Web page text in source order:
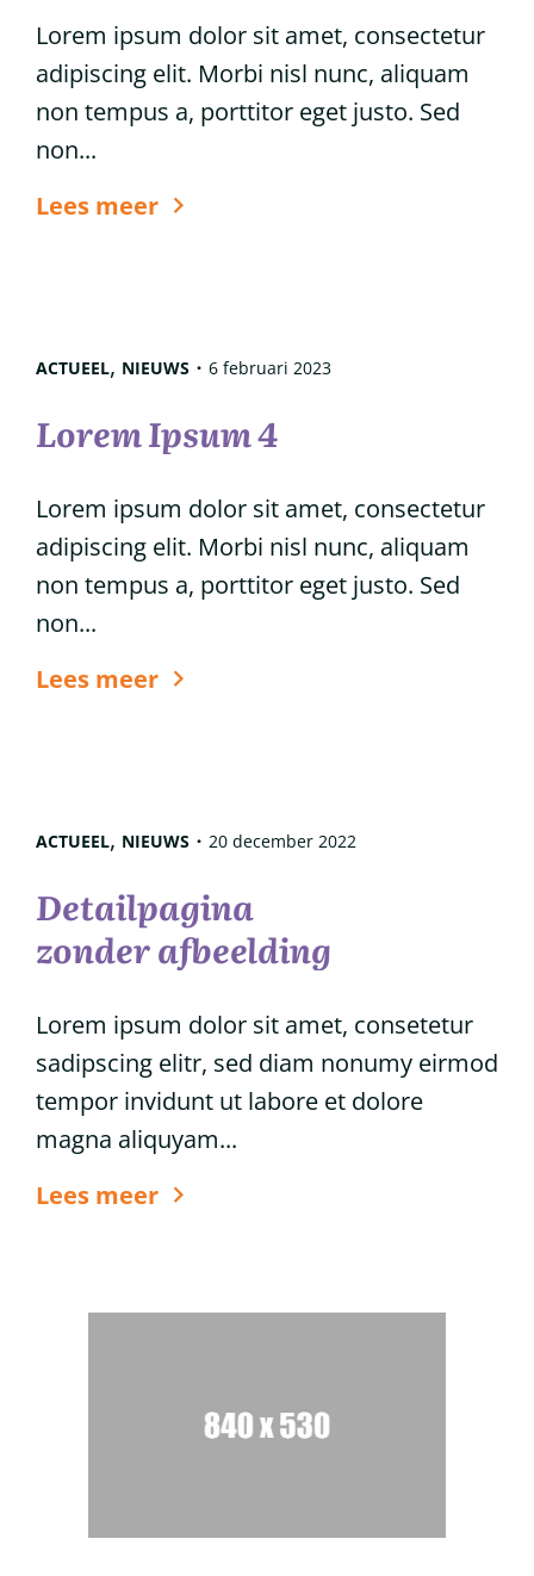
Lorem ipsum dolor sit amet, consectetur
adipiscing elit. Morbi nisl nunc, aliquam
non tempus a, porttitor eget justo. Sed
non...
Lees meer 6
haar
ACTUEEL, NIEUWS 6 februari 2023
Lorem Ipsum 4
Lorem ipsum dolor sit amet, consectetur
adipiscing elit. Morbi nisl nunc, aliquam
non tempus a, porttitor eget justo. Sed
non...
Lees meer 6
haar
ACTUEEL, NIEUWS 20 december 2022
Detailpagina
zonder afbeelding
Lorem ipsum dolor sit amet, consetetur
sadipscing elitr, sed diam nonumy eirmod
tempor invidunt ut labore et dolore
magna aliquyam...
Lees meer 6
glanzend